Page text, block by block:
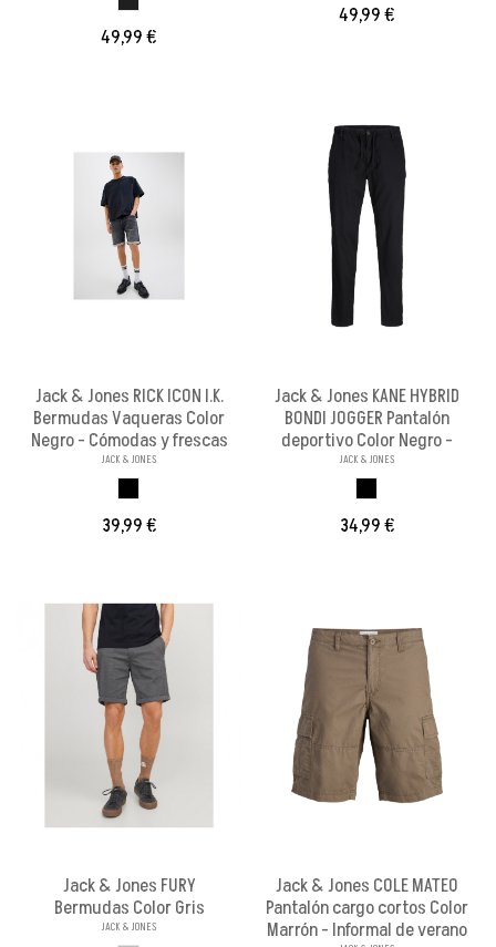
49,99 €
49,99 €
Jack & Jones RICK ICON I.K.
Bermudas Vaqueras Color
Negro - Cómodas y frescas
JACK & JONES
39,99 €
Jack & Jones KANE HYBRID
BONDI JOGGER Pantalón
deportivo Color Negro -
JACK & JONES
34,99 €
Jack & Jones FURY
Bermudas Color Gris
JACK & JONES
Jack & Jones COLE MATEO
Pantalón cargo cortos Color
Marrón - Informal de verano